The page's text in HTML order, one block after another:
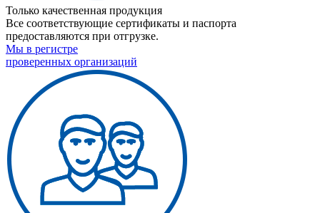
Только качественная продукция
Все соответствующие сертификаты и паспорта
предоставляются при отгрузке.
Мы в регистре
проверенных организаций